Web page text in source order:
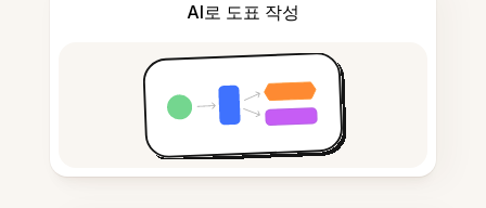
AI로 도표 작성